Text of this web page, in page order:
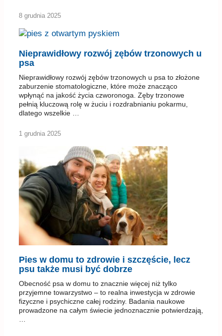
8 grudnia 2025
Nieprawidłowy rozwój zębów trzonowych u
psa
Nieprawidłowy rozwój zębów trzonowych u psa to złożone
zaburzenie stomatologiczne, które może znacząco
wpłynąć na jakość życia czworonoga. Zęby trzonowe
pełnią kluczową rolę w żuciu i rozdrabnianiu pokarmu,
dlatego wszelkie …
1 grudnia 2025
Pies w domu to zdrowie i szczęście, lecz
psu także musi być dobrze
Obecność psa w domu to znacznie więcej niż tylko
przyjemne towarzystwo – to realna inwestycja w zdrowie
fizyczne i psychiczne całej rodziny. Badania naukowe
prowadzone na całym świecie jednoznacznie potwierdzają,
…